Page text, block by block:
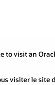
to visit an
visiter le site